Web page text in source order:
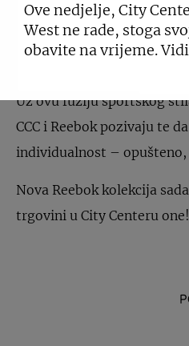
Uz ovu fuziju sportskog
CCC i Reebok pozivaju te
individualnost – opušteno,
Nova Reebok kolekcija
trgovini u City Centeru one!
Ove nedjelje, City
West ne rade, stoga
obavite na vrijeme.